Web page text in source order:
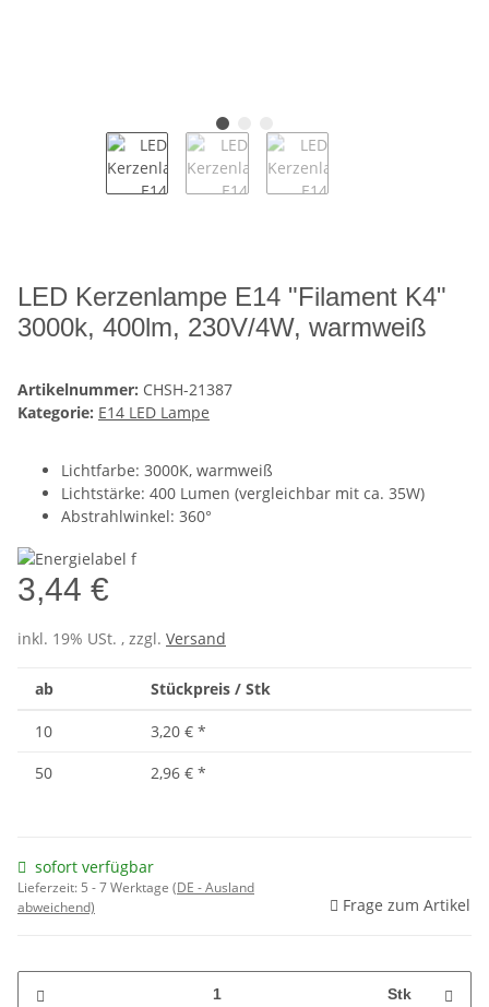
LED Kerzenlampe E14 "Filament K4"
3000k, 400lm, 230V/4W, warmweiß
Artikelnummer: CHSH-21387
Kategorie: E14 LED Lampe
Lichtfarbe: 3000K, warmweiß
Lichtstärke: 400 Lumen (vergleichbar mit ca. 35W)
Abstrahlwinkel: 360°
3,44 €
inkl. 19% USt. , zzgl. Versand
ab Stückpreis / Stk
10 3,20 € *
50
2,96 € *
sofort verfügbar
Lieferzeit: 5 - 7 Werktage (DE - Ausland
abweichend)
Frage zum Artikel
Stk